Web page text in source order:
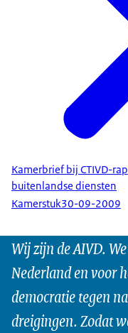
Kamerbrief bij CTIVD-
buitenlandse diensten
Kamerstuk30-09-2009
Wij zijn de AIVD.
Nederland en voor
democratie tegen
dreigingen. Zodat